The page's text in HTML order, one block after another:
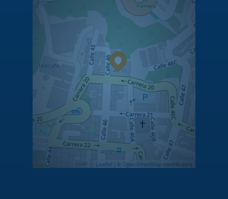
Leaflet| © OpenStreetMapcontributors